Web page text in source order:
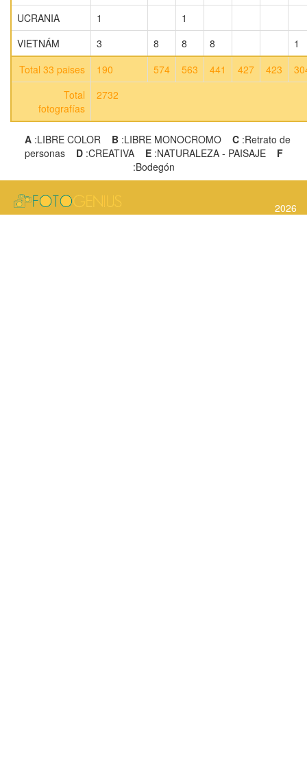
UCRANIA
1
1
VIETNÁM
3 8 8 8
1
Total 33 paises
190 574 563 441 427 423
Total
fotografías
2732
A :LIBRE COLOR B :LIBRE MONOCROMO C :Retrato de
personas D:CREATIVA E:NATURALEZA - PAISAJE F
:Bodegón
2026